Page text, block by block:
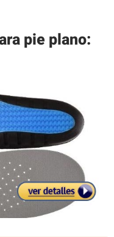
pie plano: